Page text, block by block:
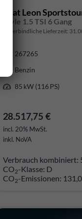
Seat Leon
Style 1.5 TSI 6 Gang
unverbindliche Lieferzeit:
267265
Benzin
85 kW (116 PS)
28.517,75 €
incl. 20% MwSt.
inkl. NoVA
Verbrauch kombiniert:
CO2-Klasse: D
CO2-Emissionen: